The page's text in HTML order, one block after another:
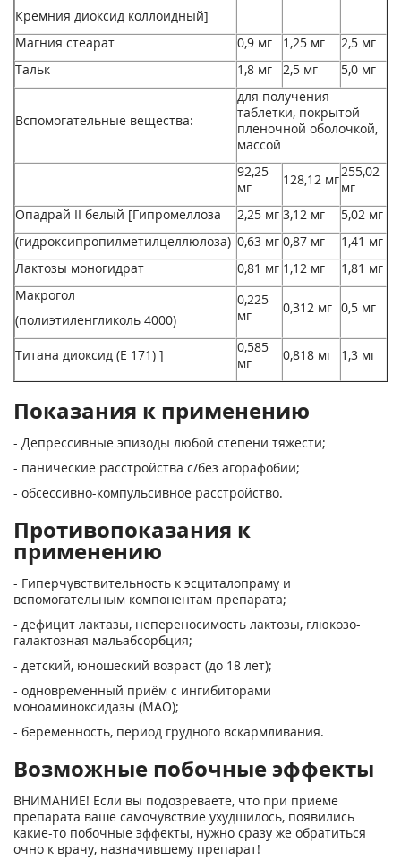
Кремния диоксид коллоидный]
Магния стеарат 0,9 мг 1,25 мг
2,5 мг
Тальк
1,8 мг 2,5 мг 5,0 мг
Вспомогательные вещества:
для получения
таблетки, покрытой
пленочной оболочкой,
массой
92,25
мг
128,12 мг255,02
мг
Опадрай II белый [Гипромеллоза
2,25 мг 3,12 мг
5,02 мг
(гидроксипропилметилцеллюлоза) 0,63 мг 0,87 мг
1,41 мг
Лактозы моногидрат
0,81 мг 1,12 мг
1,81 мг
Макрогол
(полиэтиленгликоль 4000)
0,225
мг
0,312 мг 0,5 мг
Титана диоксид (Е 171) ]
0,585
мг
0,818 мг 1,3 мг
Показания к применению
- Депрессивные эпизоды любой степени тяжести;
- панические расстройства с/без агорафобии;
- обсессивно-компульсивное расстройство.
Противопоказания к
применению
- Гиперчувствительность к эсциталопраму и
вспомогательным компонентам препарата;
- дефицит лактазы, непереносимость лактозы, глюкозо-
галактозная мальабсорбция;
- детский, юношеский возраст (до 18 лет);
- одновременный приём с ингибиторами
моноаминоксидазы (МАО);
- беременность, период грудного вскармливания.
Возможные побочные эффекты
ВНИМАНИЕ! Если вы подозреваете, что при приеме
препарата ваше самочувствие ухудшилось, появились
какие-то побочные эффекты, нужно сразу же обратиться
очно к врачу, назначившему препарат!